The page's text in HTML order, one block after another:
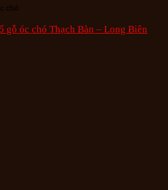
chó
gỗ óc chó Thạch Bàn – Long Biên